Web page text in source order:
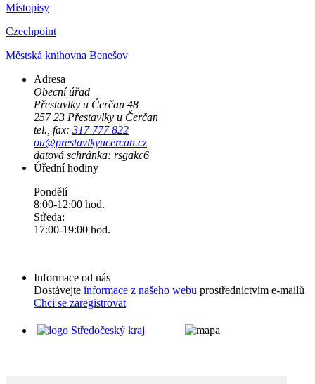
Místopisy
Czechpoint
Městská knihovna Benešov
Adresa
Obecní úřad
Přestavlky u Čerčan 48
257 23 Přestavlky u Čerčan
tel., fax: 317 777 822
ou@prestavlkyucercan.cz
datová schránka: rsgakc6
Úřední hodiny
Pondělí
8:00-12:00 hod.
Středa:
17:00-19:00 hod.
Informace od nás
Dostávejte informace z našeho webu prostřednictvím e-mailů
Chci se zaregistrovat